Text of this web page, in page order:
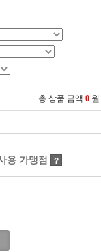
총 상품 금액 0 원
용 가맹점 ?